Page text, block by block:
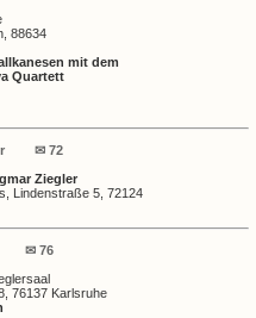
88634
mit dem
Quartett
✉ 72
Ziegler
Lindenstraße 5, 72124
✉ 76
76137 Karlsruhe